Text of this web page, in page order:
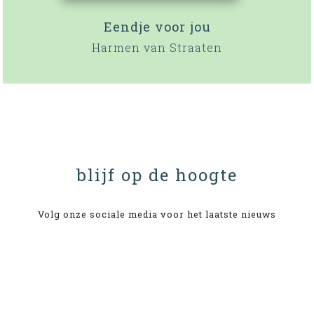
Eendje voor jou
Harmen van Straaten
blijf op de hoogte
Volg onze sociale media voor het laatste nieuws